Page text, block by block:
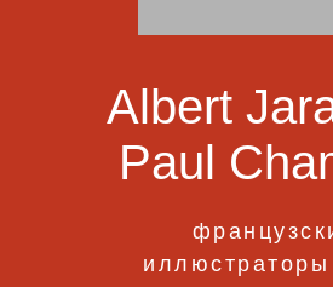
Albert
Paul